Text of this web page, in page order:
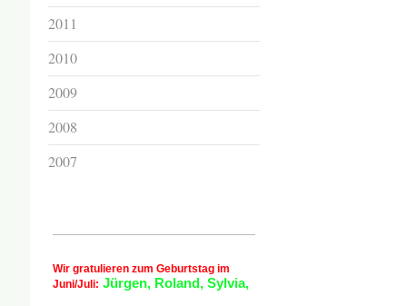
2011
2010
2009
2008
2007
Wir gratulieren zum Geburtstag im
Juni/Juli: Jürgen, Roland, Sylvia,